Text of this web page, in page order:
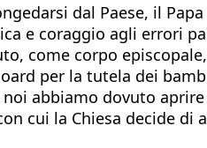
dal Paese, il
e coraggio agli errori
come corpo
per la tutela dei
abbiamo dovuto
cui la Chiesa decide